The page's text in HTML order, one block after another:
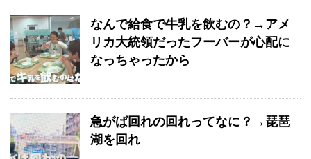
なんで給食で牛乳を飲むの？→アメ
リカ大統領だったフーバーが心配に
なっちゃったから
急がば回れの回れってなに？→琵琶
湖を回れ